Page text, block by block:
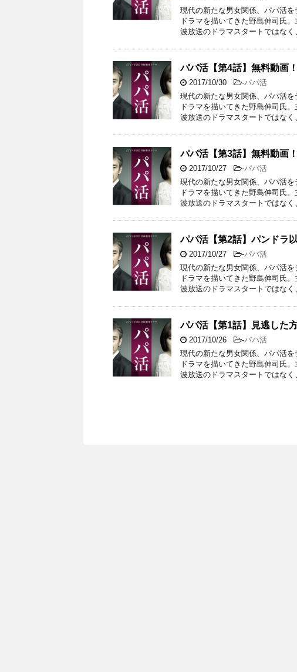
現代の新たな男女関係、パパ活
ドラマを描いてきた野島伸司氏
波放送のドラマスタートではな
パパ活【第4話】無料動画
2017/10/30 -パパ活
現代の新たな男女関係、パパ活
ドラマを描いてきた野島伸司氏
波放送のドラマスタートではな
パパ活【第3話】無料動画
2017/10/27 -パパ活
現代の新たな男女関係、パパ活
ドラマを描いてきた野島伸司氏
波放送のドラマスタートではな
パパ活【第2話】パンドラ
2017/10/27 -パパ活
現代の新たな男女関係、パパ活
ドラマを描いてきた野島伸司氏
波放送のドラマスタートではな
パパ活【第1話】見逃した
2017/10/26 -パパ活
現代の新たな男女関係、パパ活
ドラマを描いてきた野島伸司氏
波放送のドラマスタートではな